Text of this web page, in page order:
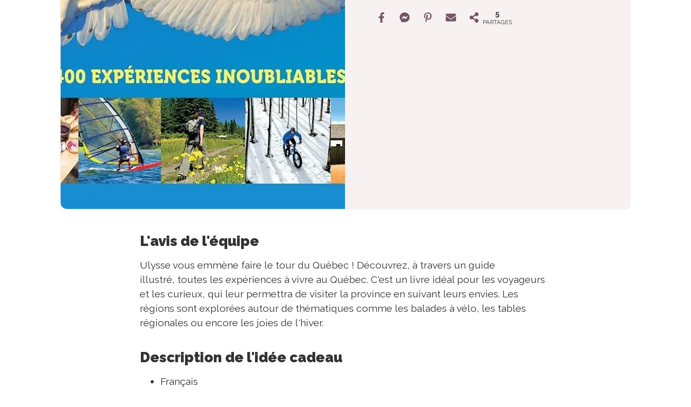
5
PARTAGES
L'avis de l'équipe
Ulysse vous emmène faire le tour du Québec ! Découvrez, à travers un guide
illustré, toutes les expériences à vivre au Québec. C'est un livre idéal pour les voyageurs
et les curieux, qui leur permettra de visiter la province en suivant leurs envies. Les
régions sont explorées autour de thématiques comme les balades à vélo, les tables
régionales ou encore les joies de l'hiver.
Description de l'idée cadeau
Français